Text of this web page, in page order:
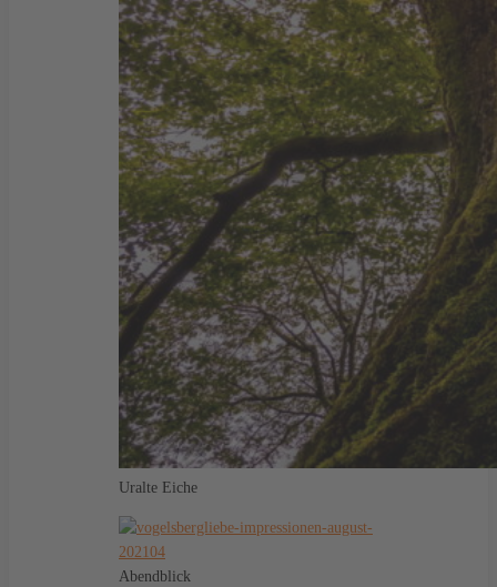
Uralte Eiche
Abendblick